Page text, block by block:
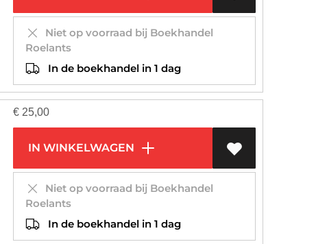
Niet op voorraad bij Boekhandel
Roelants
In de boekhandel in 1 dag
€ 25,00
IN WINKELWAGEN
Niet op voorraad bij Boekhandel
Roelants
In de boekhandel in 1 dag